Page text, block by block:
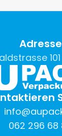
Adresse
062 296 68